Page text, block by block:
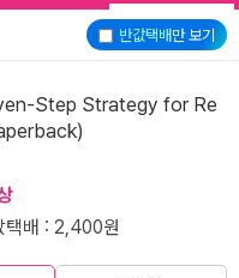
반값택배만 보기
Step Strategy for Re
배 : 2,400원